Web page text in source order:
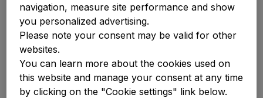
Wzdęcia
Refluks
Refluks w ciąży
Nadkwaśność żołądka
Zgaga
navigation, measure site performance and show
you personalized advertising.
Please note your consent may be valid for other
websites.
You can learn more about the cookies used on
this website and manage your consent at any time
by clicking on the "Cookie settings" link below.